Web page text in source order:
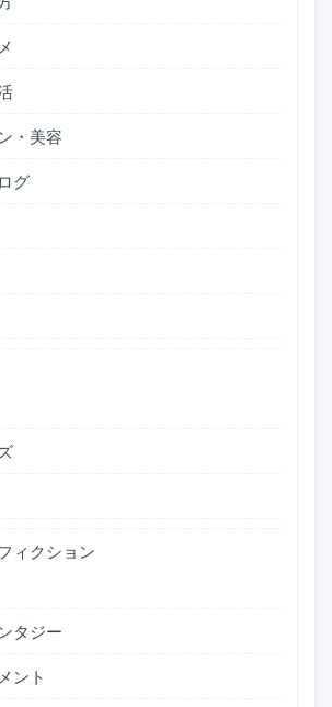
・美容
グ
ィクション
タジー
ント